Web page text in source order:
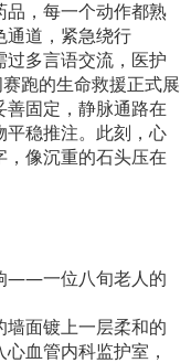
品，每一个动作都熟
通道，紧急绕行
过多言语交流，医护
跑的生命救援正式展
善固定，静脉通路在
平稳推注。此刻，心
，像沉重的石头压在
——一位八旬老人的
面镀上一层柔和的
血管内科监护室，